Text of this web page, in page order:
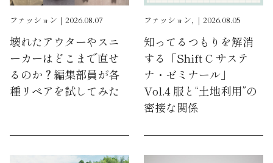
ファッション｜2026.08.07
壊れたアウターやスニ
ーカーはどこまで直せ
るのか？編集部員が各
種リペアを試してみた
ファッション, ｜2026.08.05
知ってるつもりを解消
する「Shift C サステ
ナ・ゼミナール」
Vol.4 服と“土地利用”の
密接な関係